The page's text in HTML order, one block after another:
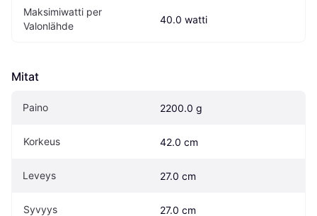
Maksimiwatti per
Valonlähde
40.0 watti
Mitat
Paino 2200.0 g
Korkeus 42.0 cm
Leveys 27.0 cm
Syvyys 27.0 cm